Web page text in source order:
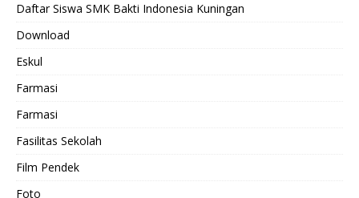
Daftar Siswa SMK Bakti Indonesia Kuningan
Download
Eskul
Farmasi
Farmasi
Fasilitas Sekolah
Film Pendek
Foto